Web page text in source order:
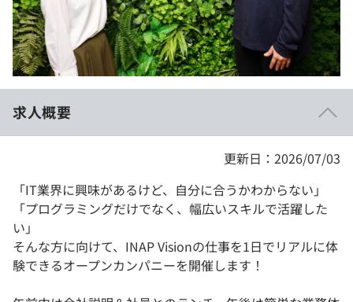
法人向けプラン
学校向けプラン
契約内容・クーポン
求人概要
更新日：2026/07/03
「IT業界に興味があるけど、自分に合うかわからない」
「プログラミングだけでなく、幅広いスキルで活躍した
い」
そんな方に向けて、INAP Visionの仕事を1日でリアルに体
験できるオープンカンパニーを開催します！